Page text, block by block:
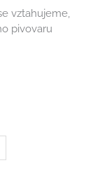
vztahujeme,
pivovaru